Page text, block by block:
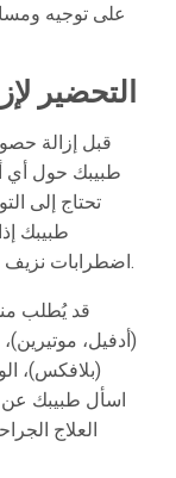
على توجيه
التحضير
قبل إزالة
طبيبك حول أي
تحتاج إلى
طبيبك
اضطرابات نزيف محتملة أو حالات طبية أخرى قد تكون لديك.
قد يُطلب
(أدفيل،
(بلافكس)،
اسأل طبيبك عن
العلاج